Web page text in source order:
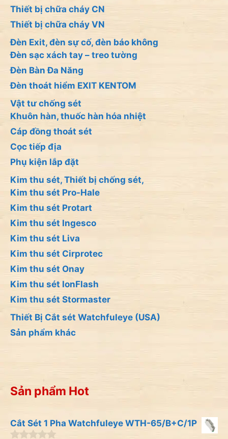
Thiết bị chữa cháy CN
Thiết bị chữa cháy VN
Đèn Exit, đèn sự cố, đèn báo không
Đèn sạc xách tay – treo tường
Đèn Bàn Đa Năng
Đèn thoát hiểm EXIT KENTOM
Vật tư chống sét
Khuôn hàn, thuốc hàn hóa nhiệt
Cáp đồng thoát sét
Cọc tiếp địa
Phụ kiện lắp đặt
Kim thu sét, Thiết bị chống sét,
Kim thu sét Pro-Hale
Kim thu sét Protart
Kim thu sét Ingesco
Kim thu sét Liva
Kim thu sét Cirprotec
Kim thu sét Onay
Kim thu sét IonFlash
Kim thu sét Stormaster
Thiết Bị Cắt sét Watchfuleye (USA)
Sản phẩm khác
Sản phẩm Hot
Cắt Sét 1 Pha Watchfuleye WTH-65/B+C/1P